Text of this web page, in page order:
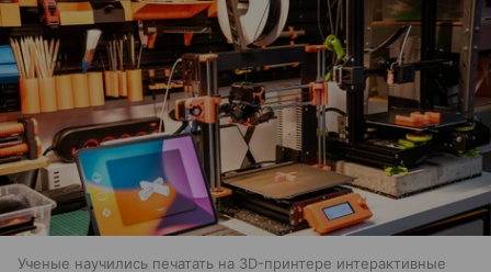
Ученые научились печатать на 3D-принтере интерактивные